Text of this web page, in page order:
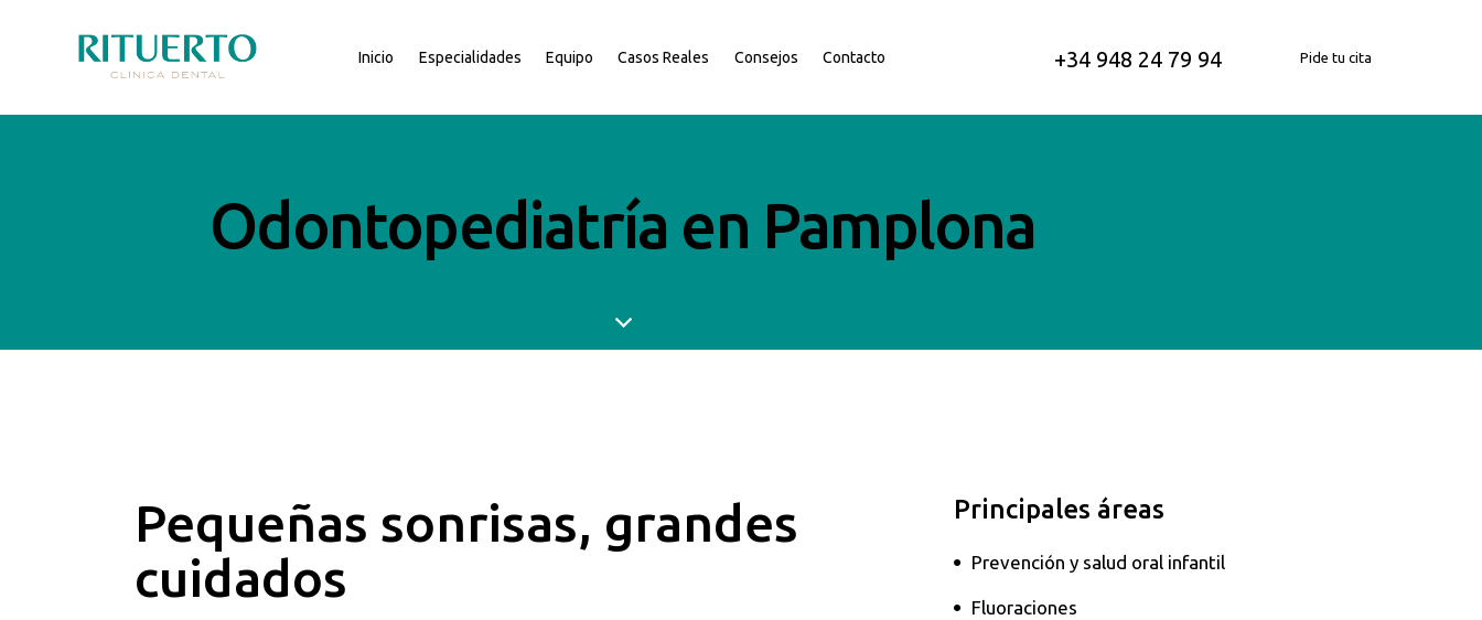
Inicio Especialidades Equipo Casos Reales Consejos Contacto +34 948 24 79 94 Pide tu cita
Odontopediatría en Pamplona
Pequeñas sonrisas, grandes
cuidados
Principales áreas
Prevención y salud oral infantil
Fluoraciones